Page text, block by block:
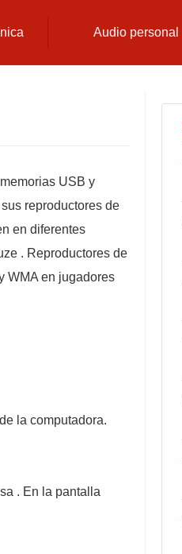
Audio personal
USB y
reproductores de
en diferentes
. Reproductores de
WMA en jugadores
la computadora.
. En la pantalla